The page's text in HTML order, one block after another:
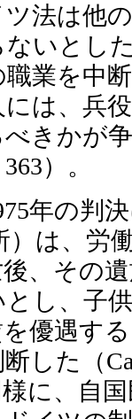
法は他
いとし
職業を中
は、兵
きかが
）。
年の判
）は、労
、その
し、子
優遇す
した（
様に、自